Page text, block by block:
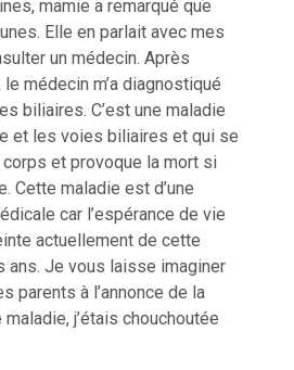
mamie a remarqué que
Elle en parlait avec mes
un médecin. Après
médecin m’a diagnostiqué
biliaires. C’est une maladie
et les voies biliaires et qui se
et provoque la mort si
Cette maladie est d’une
car l’espérance de vie
actuellement de cette
ans. Je vous laisse imaginer
parents à l’annonce de la
j’étais chouchoutée